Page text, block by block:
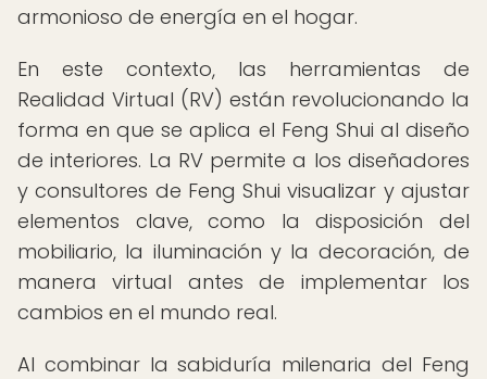
armonioso de energía en el hogar.
En este contexto, las herramientas de
Realidad Virtual (RV) están revolucionando la
forma en que se aplica el Feng Shui al diseño
de interiores. La RV permite a los diseñadores
y consultores de Feng Shui visualizar y ajustar
elementos clave, como la disposición del
mobiliario, la iluminación y la decoración, de
manera virtual antes de implementar los
cambios en el mundo real.
Al combinar la sabiduría milenaria del Feng